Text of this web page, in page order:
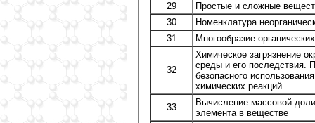
29
Простые и сложные
30
Номенклатура
31
Многообразие
32
Химическое загрязнение
среды и его последствия.
безопасного
химических реакций
33
Вычисление массовой
элемента в веществе